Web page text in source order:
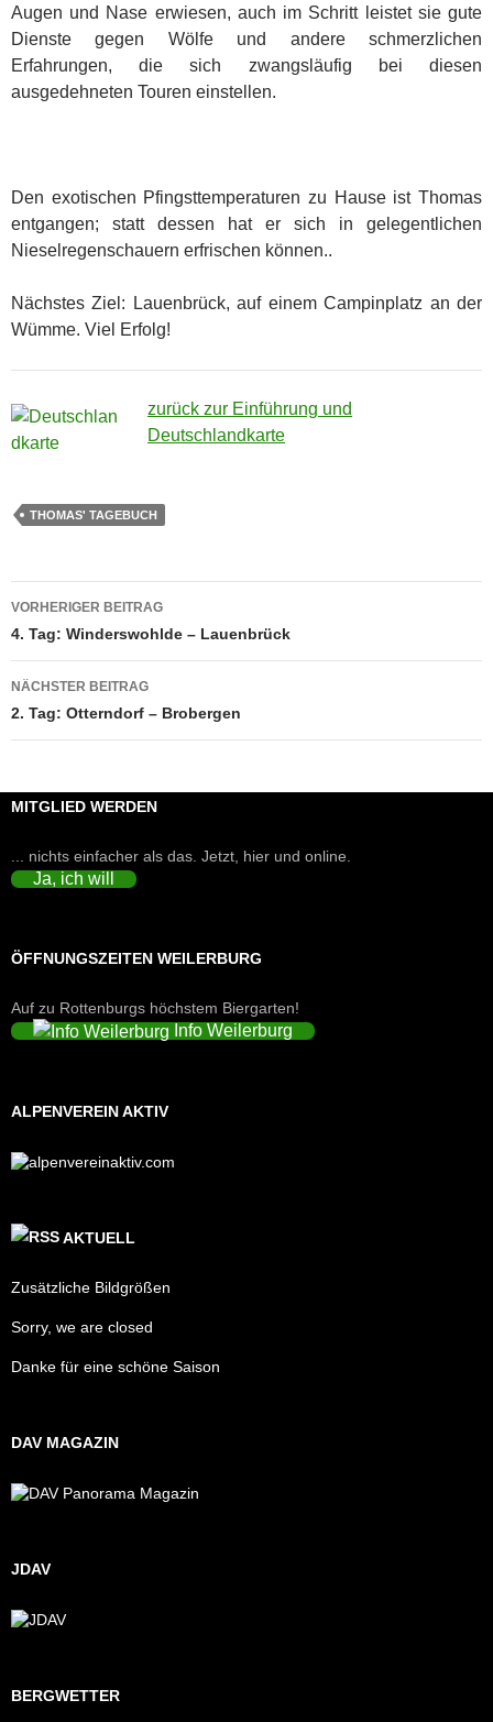
Augen und Nase erwiesen, auch im Schritt leistet sie gute
Dienste gegen Wölfe und andere schmerzlichen
Erfahrungen, die sich zwangsläufig bei diesen
ausgedehneten Touren einstellen.
Den exotischen Pfingsttemperaturen zu Hause ist Thomas
entgangen; statt dessen hat er sich in gelegentlichen
Nieselregenschauern erfrischen können..
Nächstes Ziel: Lauenbrück, auf einem Campinplatz an der
Wümme. Viel Erfolg!
zurück zur Einführung und
Deutschlandkarte
THOMAS' TAGEBUCH
Beitragsnavigation
VORHERIGER BEITRAG
4. Tag: Winderswohlde – Lauenbrück
NÄCHSTER BEITRAG
2. Tag: Otterndorf – Brobergen
MITGLIED WERDEN
... nichts einfacher als das. Jetzt, hier und online.
Ja, ich will
ÖFFNUNGSZEITEN WEILERBURG
Auf zu Rottenburgs höchstem Biergarten!
Info Weilerburg
ALPENVEREIN AKTIV
AKTUELL
Zusätzliche Bildgrößen
Sorry, we are closed
Danke für eine schöne Saison
DAV MAGAZIN
JDAV
BERGWETTER